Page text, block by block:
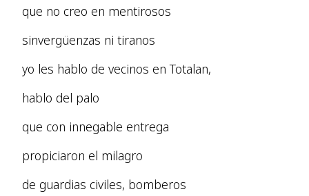
que no creo en mentirosos
sinvergüenzas ni tiranos
yo les hablo de vecinos en Totalan,
hablo del palo
que con innegable entrega
propiciaron el milagro
de guardias civiles, bomberos